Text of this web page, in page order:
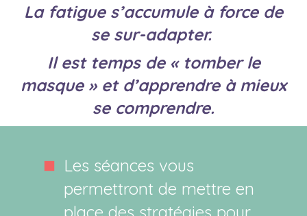
La fatigue s’accumule à force de
se sur-adapter.
Il est temps de « tomber le
masque » et d’apprendre à mieux
se comprendre.
Les séances vous
permettront de mettre en